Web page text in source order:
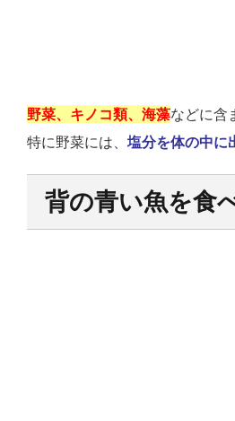
野菜、キノコ類、海藻などに含
特に野菜には、 塩分を体の中に
背の青い魚を食